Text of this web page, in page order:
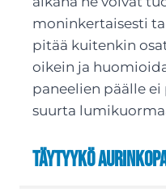
moninkertaisesti
pitää kuitenkin
oikein ja
paneelien päälle
suurta
Täytyykö